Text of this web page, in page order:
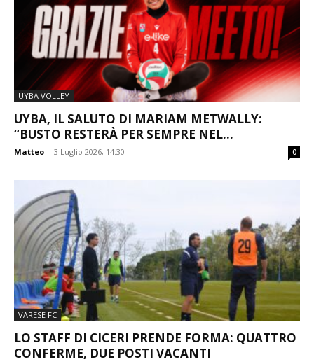
UYBA VOLLEY
UYBA, IL SALUTO DI MARIAM METWALLY:
“BUSTO RESTERÀ PER SEMPRE NEL...
Matteo - 3 Luglio 2026, 14:30 0
VARESE FC
LO STAFF DI CICERI PRENDE FORMA: QUATTRO
CONFERME, DUE POSTI VACANTI